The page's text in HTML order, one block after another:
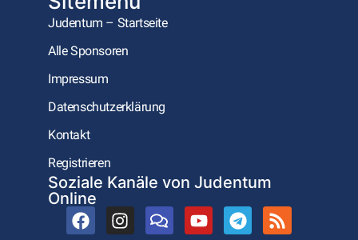
Judentum – Startseite
Alle Sponsoren
Impressum
Datenschutzerklärung
Kontakt
Registrieren
Soziale Kanäle von Judentum
Online